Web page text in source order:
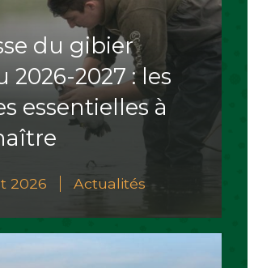
du gibier
2026-2027 : les
essentielles à
2026 Actualités